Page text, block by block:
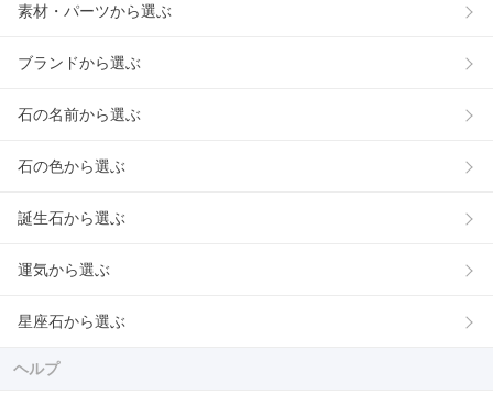
素材・パーツから選ぶ
ブランドから選ぶ
石の名前から選ぶ
石の色から選ぶ
誕生石から選ぶ
運気から選ぶ
星座石から選ぶ
ヘルプ